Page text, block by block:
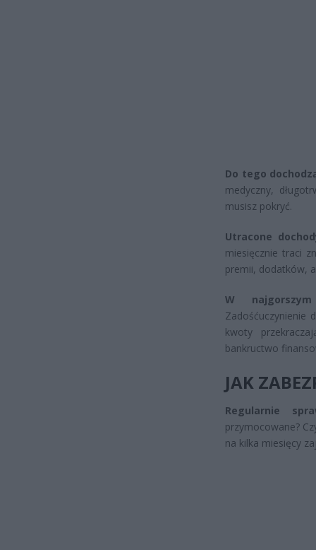
Do tego
medyczny,
musisz pokryć.
Utracone
miesięcznie traci
premii, dodatków,
W
Zadośćuczynienie
kwoty
bankructwo
JAK
Regularnie
przymocowane?
na kilka miesięcy